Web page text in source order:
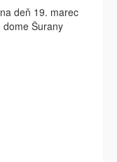
deň 19. marec
dome Šurany